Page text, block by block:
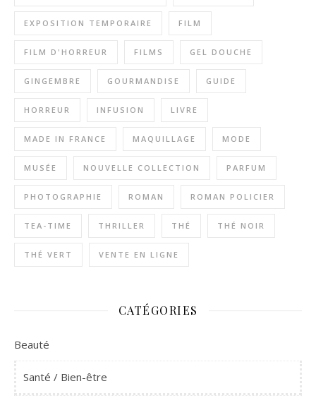
EXPOSITION TEMPORAIRE FILM
FILM D'HORREUR FILMS GEL DOUCHE
GINGEMBRE GOURMANDISE GUIDE
HORREUR INFUSION LIVRE
MADE IN FRANCE MAQUILLAGE MODE
MUSÉE NOUVELLE COLLECTION PARFUM
PHOTOGRAPHIE ROMAN ROMAN POLICIER
TEA-TIME THRILLER THÉ THÉ NOIR
THÉ VERT VENTE EN LIGNE
CATÉGORIES
Beauté
Santé / Bien-être